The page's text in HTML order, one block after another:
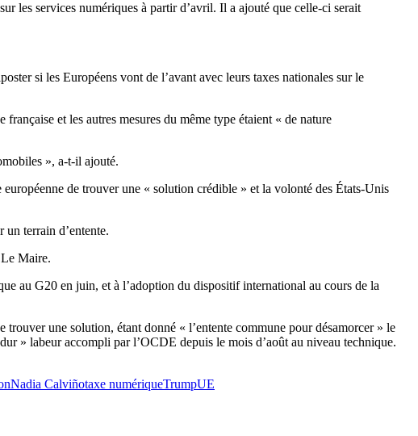
les services numériques à partir d’avril. Il a ajouté que celle-ci serait
si les Européens vont de l’avant avec leurs taxes nationales sur le
et les autres mesures du même type étaient « de nature
», a-t-il ajouté.
de trouver une « solution crédible » et la volonté des États-Unis
terrain d’entente.
Maire.
au G20 en juin, et à l’adoption du dispositif international au cours de la
une solution, étant donné « l’entente commune pour désamorcer » le
» labeur accompli par l’OCDE depuis le mois d’août au niveau technique.
Nadia Calviñotaxe numériqueTrumpUE